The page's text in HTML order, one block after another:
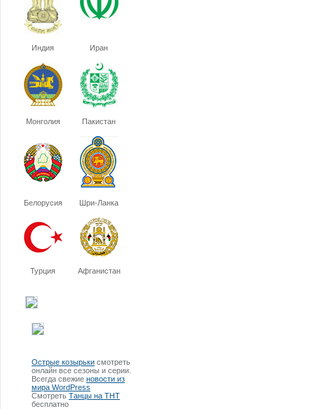
Индия Иран
Монголия Пакистан
Белорусия Шри-Ланка
Турция Афганистан
Острые козырьки смотреть
онлайн все сезоны и серии.
Всегда свежие новости из
мира WordPress
Смотреть Танцы на ТНТ
бесплатно